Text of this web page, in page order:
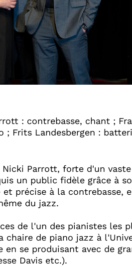
: contrebasse, chant ;
; Frits Landesbergen :
Parrott, forte d'un
un public fidèle grâce à
précise à la contrebasse,
du jazz.
de l'un des pianistes les
de piano jazz à
se produisant avec de
Davis etc.).